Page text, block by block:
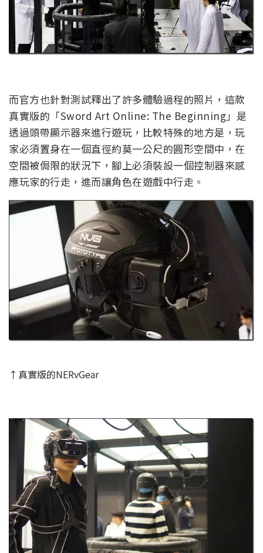
而官方也針對測試釋出了許多體驗過程的照片，這款
真實版的「Sword Art Online: The Beginning」是
透過頭帶顯示器來進行遊玩，比較特殊的地方是，玩
家必須置身在一個直徑約莫一公尺的圓形空間中，在
空間被侷限的狀況下，腳上必須裝設一個控制器來感
應玩家的行走，進而讓角色在遊戲中行走。
↑真實版的NERvGear